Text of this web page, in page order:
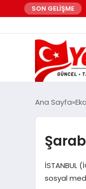
SON GELİŞME
Ana Sayfa
İSTANBUL
sosyal